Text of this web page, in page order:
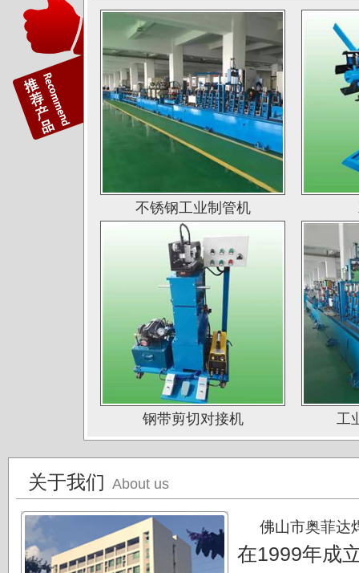
苏州圣珀不锈钢制品有限公司
上海华钢不锈钢有限公司
常熟鑫统联不锈钢公司
广东江门斯高不锈钢公司
广东双兴集团不锈钢公司
湖南娄底格伦新材有限公司
山西太原唯太新材有限公司
山西太原大泽不锈钢公司
佛山南钛制品有限公司
广东德庆康纳国兴公司
唐山海兴金属制品厂
江苏南通中天科技股份有限公司
上海凌士通不锈钢有限公司
江苏无锡应达公司
德阳东方汽轮机厂（东方公司)
湖南湘投金天新材（湘投集团）
江苏中天科技股份有限公司
不锈钢工业制管机
钢带剪切对接机 工
关于我们 About us
佛山市奥菲达
在1999年成